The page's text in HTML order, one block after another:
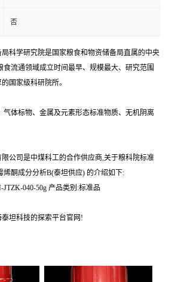
否
科学研究院是国家粮食和物资储备局直属的中央
食流通领域成立时间最早、规模最大、研究范围
国家级科研院所。
气体标物、金属及元素形态标准物质、无机阴离
公司是中煤科工的合作供应商,关于粮科院标准
烯酮成分分析B(泰坦供应) 的介绍如下:
040-50g 产品类别:标准品
坦科技的探索平台官网!